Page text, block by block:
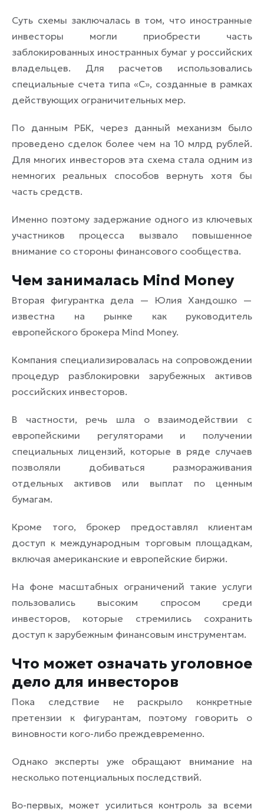
Суть схемы заключалась в том, что иностранные
инвесторы могли приобрести часть
заблокированных иностранных бумаг у российских
владельцев. Для расчетов использовались
специальные счета типа «С», созданные в рамках
действующих ограничительных мер.
По данным РБК, через данный механизм было
проведено сделок более чем на 10 млрд рублей.
Для многих инвесторов эта схема стала одним из
немногих реальных способов вернуть хотя бы
часть средств.
Именно поэтому задержание одного из ключевых
участников процесса вызвало повышенное
внимание со стороны финансового сообщества.
Чем занималась Mind Money
Вторая фигурантка дела — Юлия Хандошко —
известна на рынке как руководитель
европейского брокера Mind Money.
Компания специализировалась на сопровождении
процедур разблокировки зарубежных активов
российских инвесторов.
В частности, речь шла о взаимодействии с
европейскими регуляторами и получении
специальных лицензий, которые в ряде случаев
позволяли добиваться размораживания
отдельных активов или выплат по ценным
бумагам.
Кроме того, брокер предоставлял клиентам
доступ к международным торговым площадкам,
включая американские и европейские биржи.
На фоне масштабных ограничений такие услуги
пользовались высоким спросом среди
инвесторов, которые стремились сохранить
доступ к зарубежным финансовым инструментам.
Что может означать уголовное
дело для инвесторов
Пока следствие не раскрыло конкретные
претензии к фигурантам, поэтому говорить о
виновности кого-либо преждевременно.
Однако эксперты уже обращают внимание на
несколько потенциальных последствий.
Во-первых, может усилиться контроль за всеми